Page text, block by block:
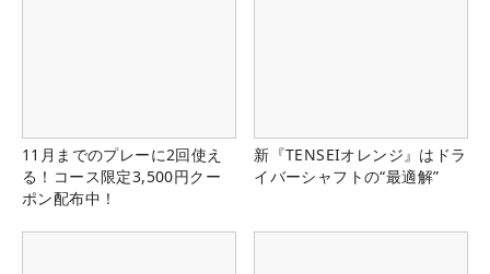
11月までのプレーに2回使え
る！コース限定3,500円クー
ポン配布中！
新『TENSEIオレンジ』はドラ
イバーシャフトの“最適解”